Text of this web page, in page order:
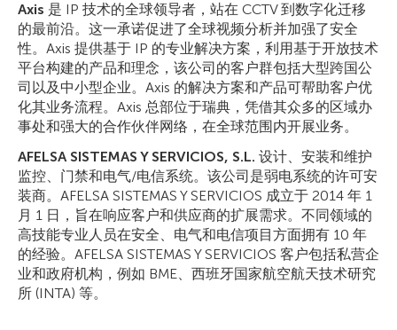
Axis 是 IP 技术的全球领导者，站在 CCTV 到数字化迁移
的最前沿。这一承诺促进了全球视频分析并加强了安全
性。Axis 提供基于 IP 的专业解决方案，利用基于开放技术
平台构建的产品和理念，该公司的客户群包括大型跨国公
司以及中小型企业。Axis 的解决方案和产品可帮助客户优
化其业务流程。Axis 总部位于瑞典，凭借其众多的区域办
事处和强大的合作伙伴网络，在全球范围内开展业务。
AFELSA SISTEMAS Y SERVICIOS, S.L. 设计、安装和维护
监控、门禁和电气/电信系统。该公司是弱电系统的许可安
装商。AFELSA SISTEMAS Y SERVICIOS 成立于 2014 年 1
月 1 日，旨在响应客户和供应商的扩展需求。不同领域的
高技能专业人员在安全、电气和电信项目方面拥有 10 年
的经验。AFELSA SISTEMAS Y SERVICIOS 客户包括私营企
业和政府机构，例如 BME、西班牙国家航空航天技术研究
所 (INTA) 等。